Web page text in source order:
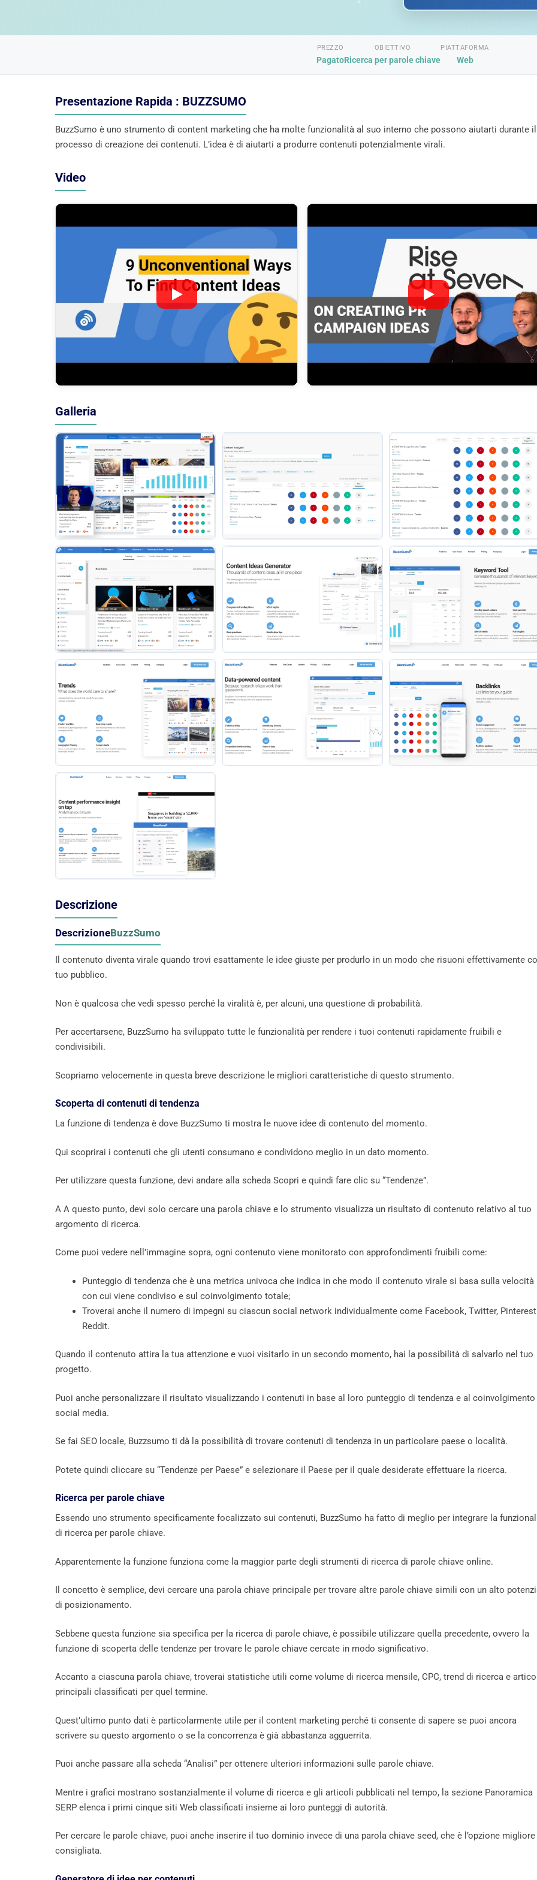
PREZZO
Pagato
OBIETTIVO
Ricerca per parole chiave
PIATTAFORMA
Web
Presentazione Rapida : BUZZSUMO
BuzzSumo è uno strumento di content marketing che ha molte funzionalità al suo interno che possono aiutarti durante il
processo di creazione dei contenuti. L’idea è di aiutarti a produrre contenuti potenzialmente virali.
Video
Galleria
Descrizione
DescrizioneBuzzSumo
Il contenuto diventa virale quando trovi esattamente le idee giuste per produrlo in un modo che risuoni effettivamente
tuo pubblico.
Non è qualcosa che vedi spesso perché la viralità è, per alcuni, una questione di probabilità.
Per accertarsene, BuzzSumo ha sviluppato tutte le funzionalità per rendere i tuoi contenuti rapidamente fruibili e
condivisibili.
Scopriamo velocemente in questa breve descrizione le migliori caratteristiche di questo strumento.
Scoperta di contenuti di tendenza
La funzione di tendenza è dove BuzzSumo ti mostra le nuove idee di contenuto del momento.
Qui scoprirai i contenuti che gli utenti consumano e condividono meglio in un dato momento.
Per utilizzare questa funzione, devi andare alla scheda Scopri e quindi fare clic su “Tendenze”.
A A questo punto, devi solo cercare una parola chiave e lo strumento visualizza un risultato di contenuto relativo al tuo
argomento di ricerca.
Come puoi vedere nell’immagine sopra, ogni contenuto viene monitorato con approfondimenti fruibili come:
Punteggio di tendenza che è una metrica univoca che indica in che modo il contenuto virale si basa sulla velocità
con cui viene condiviso e sul coinvolgimento totale;
Troverai anche il numero di impegni su ciascun social network individualmente come Facebook, Twitter,
Reddit.
Quando il contenuto attira la tua attenzione e vuoi visitarlo in un secondo momento, hai la possibilità di salvarlo nel tuo
progetto.
Puoi anche personalizzare il risultato visualizzando i contenuti in base al loro punteggio di tendenza e al
social media.
Se fai SEO locale, Buzzsumo ti dà la possibilità di trovare contenuti di tendenza in un particolare paese o località.
Potete quindi cliccare su “Tendenze per Paese” e selezionare il Paese per il quale desiderate effettuare la ricerca.
Ricerca per parole chiave
Essendo uno strumento specificamente focalizzato sui contenuti, BuzzSumo ha fatto di meglio per integrare la
di ricerca per parole chiave.
Apparentemente la funzione funziona come la maggior parte degli strumenti di ricerca di parole chiave online.
Il concetto è semplice, devi cercare una parola chiave principale per trovare altre parole chiave simili con un alto
di posizionamento.
Sebbene questa funzione sia specifica per la ricerca di parole chiave, è possibile utilizzare quella precedente, ovvero la
funzione di scoperta delle tendenze per trovare le parole chiave cercate in modo significativo.
Accanto a ciascuna parola chiave, troverai statistiche utili come volume di ricerca mensile, CPC, trend di ricerca e
principali classificati per quel termine.
Quest’ultimo punto dati è particolarmente utile per il content marketing perché ti consente di sapere se puoi ancora
scrivere su questo argomento o se la concorrenza è già abbastanza agguerrita.
Puoi anche passare alla scheda “Analisi” per ottenere ulteriori informazioni sulle parole chiave.
Mentre i grafici mostrano sostanzialmente il volume di ricerca e gli articoli pubblicati nel tempo, la sezione Panoramica
SERP elenca i primi cinque siti Web classificati insieme ai loro punteggi di autorità.
Per cercare le parole chiave, puoi anche inserire il tuo dominio invece di una parola chiave seed, che è l’opzione migliore
consigliata.